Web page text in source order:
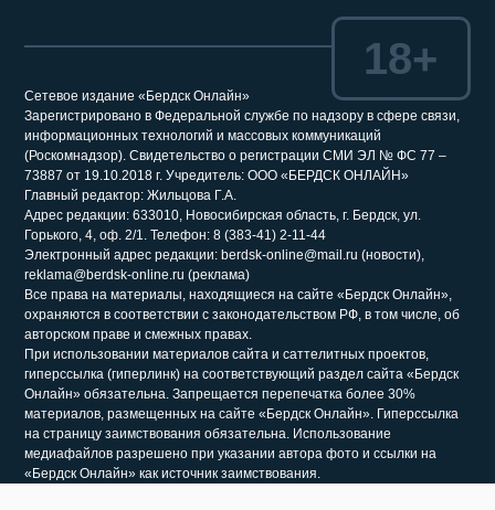
Сетевое издание «Бердск Онлайн»
Зарегистрировано в Федеральной службе по надзору в сфере связи,
информационных технологий и массовых коммуникаций
(Роскомнадзор). Свидетельство о регистрации СМИ ЭЛ № ФС 77 –
73887 от 19.10.2018 г. Учредитель: ООО «БЕРДСК ОНЛАЙН»
Главный редактор: Жильцова Г.А.
Адрес редакции: 633010, Новосибирская область, г. Бердск, ул.
Горького, 4, оф. 2/1. Телефон: 8 (383-41) 2-11-44
Электронный адрес редакции: berdsk-online@mail.ru (новости),
reklama@berdsk-online.ru (реклама)
Все права на материалы, находящиеся на сайте «Бердск Онлайн»,
охраняются в соответствии с законодательством РФ, в том числе, об
авторском праве и смежных правах.
При использовании материалов сайта и саттелитных проектов,
гиперссылка (гиперлинк) на соответствующий раздел сайта «Бердск
Онлайн» обязательна. Запрещается перепечатка более 30%
материалов, размещенных на сайте «Бердск Онлайн». Гиперссылка
на страницу заимствования обязательна. Использование
медиафайлов разрешено при указании автора фото и ссылки на
«Бердск Онлайн» как источник заимствования.
18+